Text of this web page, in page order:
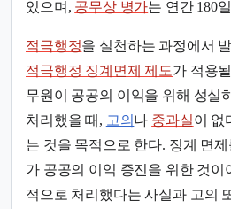
있으며, 공무상 병가는 연간 180
적극행정을 실천하는 과정에서
적극행정 징계면제 제도가 적용
무원이 공공의 이익을 위해 성실
처리했을 때, 고의 나 중과실이 없
는 것을 목적으로 한다. 징계 면
가 공공의 이익 증진을 위한 것이
적으로 처리했다는 사실과 고의